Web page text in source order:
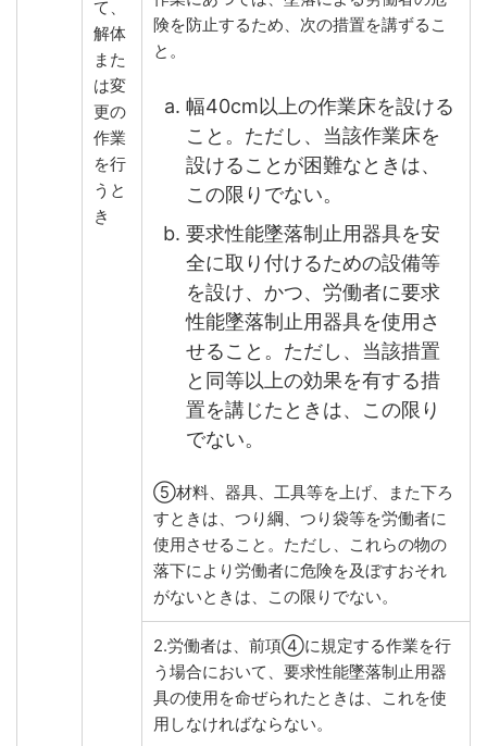
て、
解体
また
は変
更の
作業
を行
うと
き
険を防止するため、次の措置を講ずるこ
と。
幅40cm以上の作業床を設ける
こと。ただし、当該作業床を
設けることが困難なときは、
この限りでない。
要求性能墜落制止用器具を安
全に取り付けるための設備等
を設け、かつ、労働者に要求
性能墜落制止用器具を使用さ
せること。ただし、当該措置
と同等以上の効果を有する措
置を講じたときは、この限り
でない。
⑤材料、器具、工具等を上げ、また下ろ
すときは、つり綱、つり袋等を労働者に
使用させること。ただし、これらの物の
落下により労働者に危険を及ぼすおそれ
がないときは、この限りでない。
2.労働者は、前項④に規定する作業を行
う場合において、要求性能墜落制止用器
具の使用を命ぜられたときは、これを使
用しなければならない。